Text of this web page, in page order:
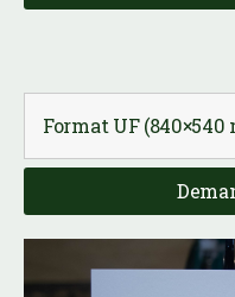
Format UF (840×540